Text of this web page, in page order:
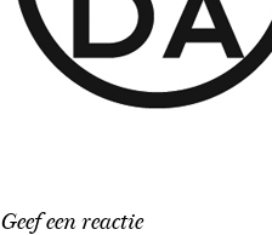
Geef een reactie